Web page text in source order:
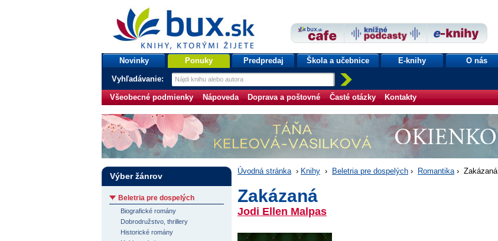
bux.sk
knihy, ktorými žijete
Úvodná stránka
Novinky Ponuky Predpredaj Škola a učebnice E-knihy O nás
Vyhľadávanie:
Všeobecné podmienky Nápoveda Doprava a poštovné Časté otázky Kontakty
Úvodná stránka › Knihy › Beletria pre dospelých › Romantika› Zakázaná
Zakázaná
Jodi Ellen Malpas
Výber žánrov
Beletria pre dospelých
Biografické romány
Dobrodružstvo, thrillery
Historické romány